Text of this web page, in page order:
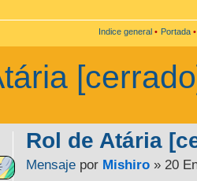
Indice general • Portada
Rol de Atária
Mensaje por Mishiro » 20